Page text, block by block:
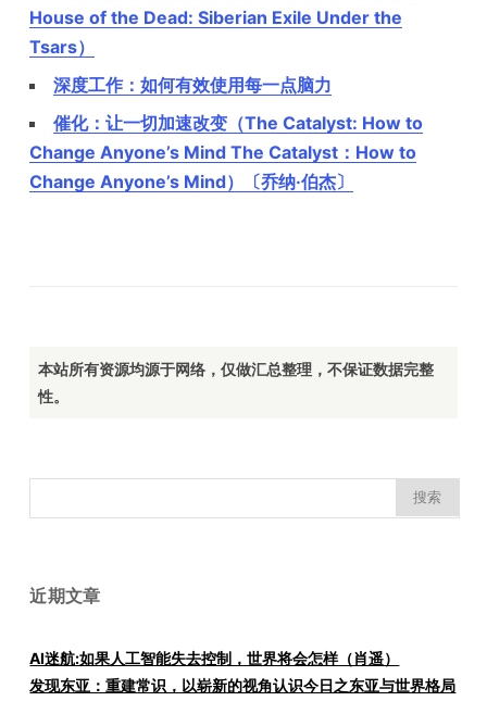
House of the Dead: Siberian Exile Under the
Tsars）
深度工作：如何有效使用每一点脑力
催化：让一切加速改变（The Catalyst: How to
Change Anyone’s Mind The Catalyst：How to
Change Anyone’s Mind）〔乔纳·伯杰〕
本站所有资源均源于网络，仅做汇总整理，不保证数据完整
性。
索：
近期文章
AI迷航:如果人工智能失去控制，世界将会怎样（肖遥）
发现东亚：重建常识，以崭新的视角认识今日之东亚与世界格局